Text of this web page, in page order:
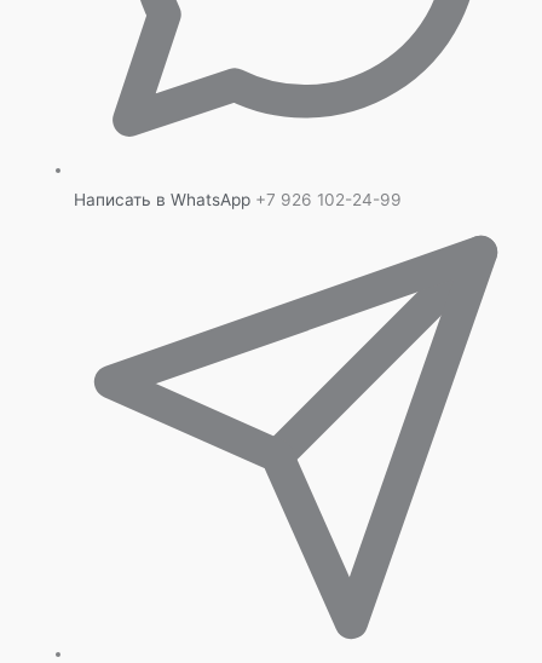
Написать в WhatsApp +7 926 102-24-99